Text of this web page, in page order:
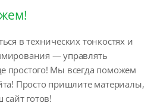
в технических тонкостях и
— управлять
простого! Мы всегда поможем
Просто пришлите материалы,
готов!